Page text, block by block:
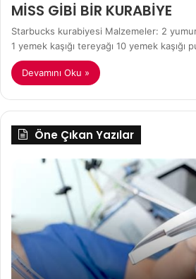
MİSS GİBİ BİR KURABİYE
Starbucks kurabiyesi Malzemeler: 2
1 yemek kaşığı tereyağı 10 yemek kaşığı
Devamını Oku »
Öne Çıkan Yazılar
Entübe
Entübasyon
Yapılır?